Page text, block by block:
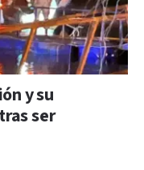
y su
ser